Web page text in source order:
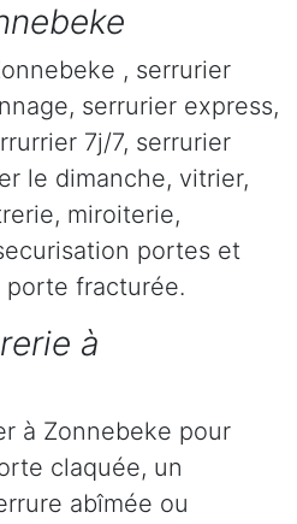
, serrurier
serrurier express,
7j/7, serrurier
le dimanche, vitrier,
miroiterie,
portes et
fracturée.
à
à Zonnebeke pour
claquée, un
abîmée ou